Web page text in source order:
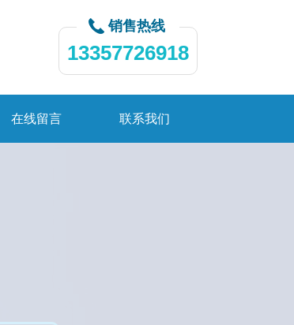
销售热线
13357726918
在线留言 联系我们